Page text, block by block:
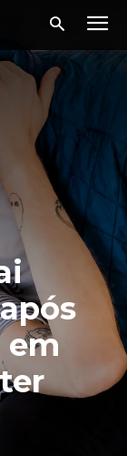
em